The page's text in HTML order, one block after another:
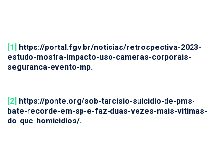
[1]
https://portal.fgv.br/noticias/retrospectiva-2023-
estudo-mostra-impacto-uso-cameras-corporais-
seguranca-evento-mp.
[2]
https://ponte.org/sob-tarcisio-suicidio-de-pms-
bate-recorde-em-sp-e-faz-duas-vezes-mais-vitimas-
do-que-homicidios/.